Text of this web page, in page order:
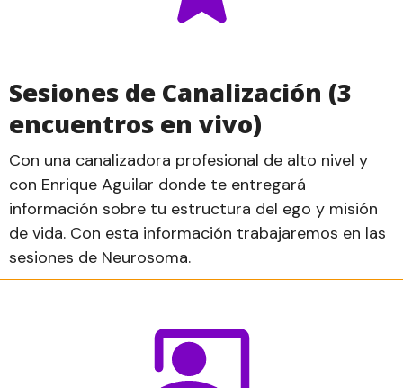
Sesiones de Canalización (3
encuentros en vivo)
Con una canalizadora profesional de alto nivel y
con Enrique Aguilar donde te entregará
información sobre tu estructura del ego y misión
de vida. Con esta información trabajaremos en las
sesiones de Neurosoma.